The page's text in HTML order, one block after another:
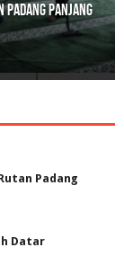
Padang Panjang
Padang
Datar